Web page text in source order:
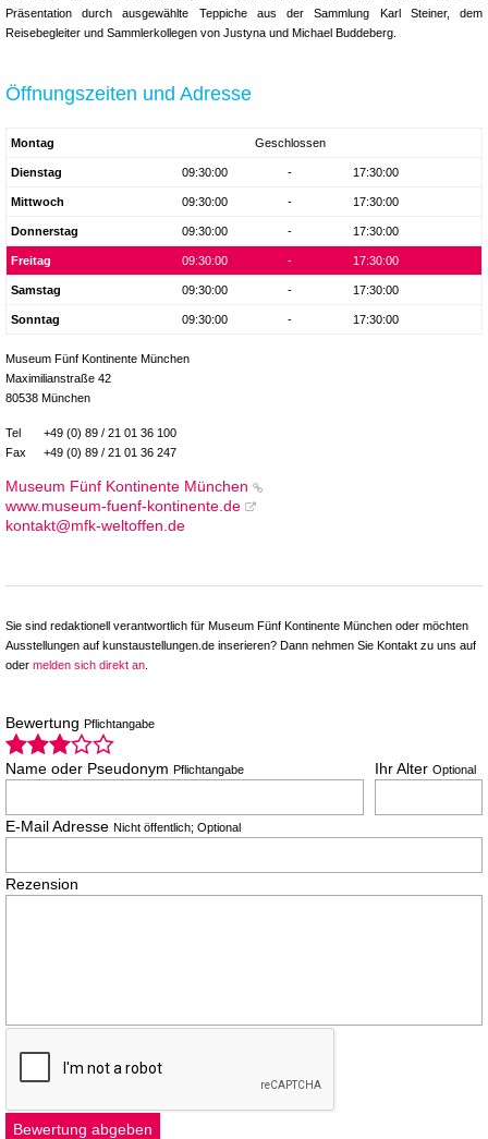
Präsentation durch ausgewählte Teppiche aus der Sammlung Karl Steiner, dem
Reisebegleiter und Sammlerkollegen von Justyna und Michael Buddeberg.
Öffnungszeiten und Adresse
Montag Geschlossen
Dienstag 09:30:00 - 17:30:00
Mittwoch 09:30:00 - 17:30:00
Donnerstag 09:30:00 - 17:30:00
Freitag 09:30:00 - 17:30:00
Samstag 09:30:00 - 17:30:00
Sonntag 09:30:00 - 17:30:00
Museum Fünf Kontinente München
Maximilianstraße 42
80538 München
Tel
+49 (0) 89 / 21 01 36 100
Fax
+49 (0) 89 / 21 01 36 247
Museum Fünf Kontinente München
www.museum-fuenf-kontinente.de
kontakt@mfk-weltoffen.de
Sie sind redaktionell verantwortlich für Museum Fünf Kontinente München oder möchten
Ausstellungen auf kunstaustellungen.de inserieren? Dann nehmen Sie Kontakt zu uns auf
oder melden sich direkt an
Bewertung Pflichtangabe
Name oder Pseudonym Pflichtangabe Ihr Alter Optional
E-Mail Adresse Nicht öffentlich; Optional
Rezension